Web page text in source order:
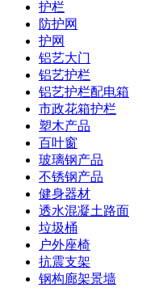
护栏
防护网
护网
铝艺大门
铝艺护栏
铝艺护栏配电箱
市政花箱护栏
塑木产品
百叶窗
玻璃钢产品
不锈钢产品
健身器材
透水混凝土路面
垃圾桶
户外座椅
抗震支架
钢构廊架景墙